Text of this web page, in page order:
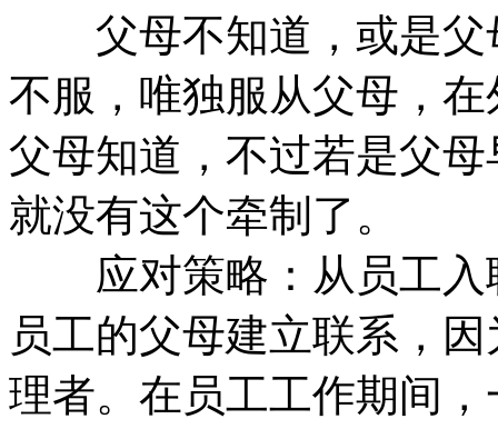
父母不知道，或是父
不服，唯独服从父母，
父母知道，不过若是父
就没有这个牵制了。
应对策略：从员工入
员工的父母建立联系，
理者。在员工工作期间